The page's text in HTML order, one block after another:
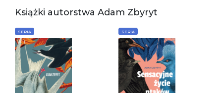
Książki autorstwa Adam Zbyryt
SERIA SERIA